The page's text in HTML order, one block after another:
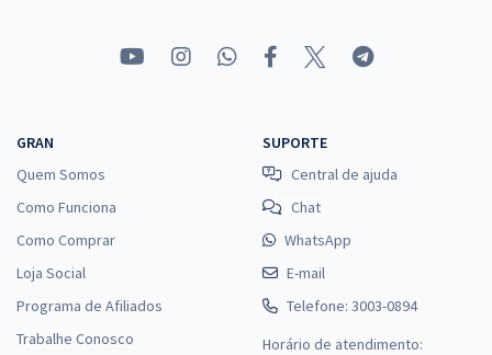
GRAN
Quem Somos
Como Funciona
Como Comprar
Loja Social
Programa de Afiliados
Trabalhe Conosco
SUPORTE
Central de ajuda
Chat
WhatsApp
E-mail
Telefone: 3003-0894
Horário de atendimento: